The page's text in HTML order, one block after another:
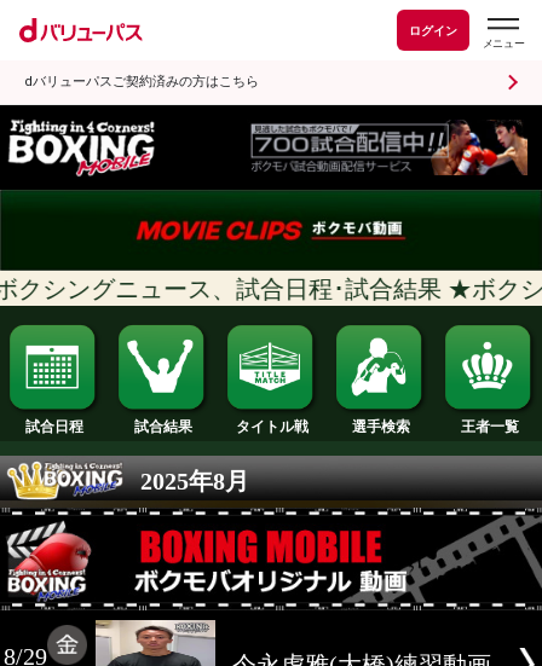
ログイン
dバリューパスご契約済みの方はこちら
シングニュース、試合日程･試合結果
試合日程 試合結果 タイトル戦 選手検索
2025年8月